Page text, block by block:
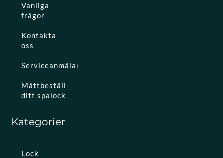
Vanliga
frågor
Kontakta
oss
Serviceanmälan
Måttbeställ
ditt spalock
Kategorier
Lock